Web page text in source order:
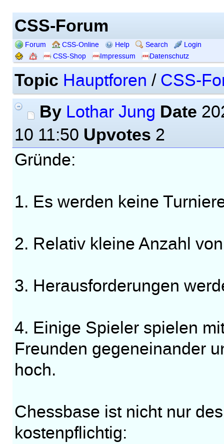
CSS-Forum
Forum CSS-Online Help Search
Login
CSS-Shop
Impressum Datenschutz
Topic Hauptforen / CSS-
By Lothar Jung Date
10 11:50 Upvotes 2
Gründe:
1. Es werden keine
2. Relativ kleine Anzahl
3. Herausforderungen
4. Einige Spieler spielen
Freunden gegeneinander
hoch.
Chessbase ist nicht nur
kostenpflichtig: